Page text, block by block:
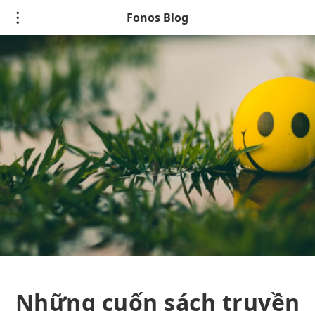
Fonos Blog
Những cuốn sách truyền